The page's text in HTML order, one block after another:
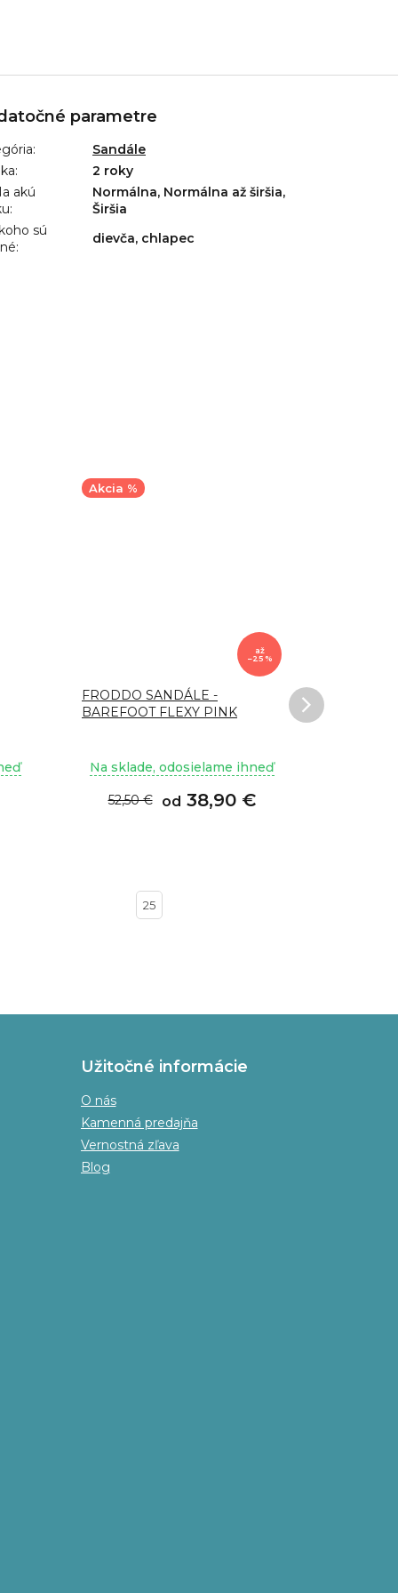
parametre
:
Sandále
:
2 roky
akú
:
Normálna, Normálna až širšia,
Širšia
sú
:
dievča, chlapec
Akcia %
až
–25 %
FRODDO SANDÁLE -
BAREFOOT FLEXY PINK
Na sklade, odosielame ihneď
od 38,90 €
52,50 €
25
Užitočné informácie
O nás
Kamenná predajňa
Vernostná zľava
Blog